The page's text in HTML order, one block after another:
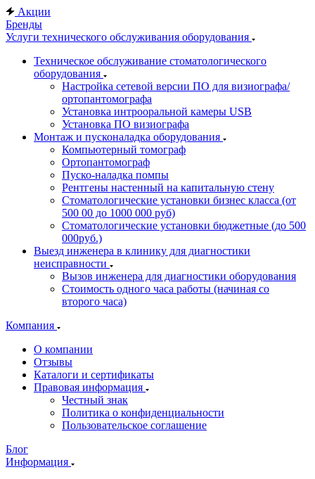
Акции
Бренды
Услуги технического обслуживания оборудования
Техническое обслуживание стоматологического
оборудования
Настройка сетевой версии ПО для визиографа/
ортопантомографа
Установка интрооральной камеры USB
Установка ПО визиографа
Монтаж и пусконаладка оборудования
Компьютерный томограф
Ортопантомограф
Пуско-наладка помпы
Рентгены настенный на капитальную стену
Стоматологические установки бизнес класса (от
500 00 до 1000 000 руб)
Стоматологические установки бюджетные (до 500
000руб.)
Выезд инженера в клинику для диагностики
неисправности
Вызов инженера для диагностики оборудования
Стоимость одного часа работы (начиная со
второго часа)
Компания
О компании
Отзывы
Каталоги и сертификаты
Правовая информация
Честный знак
Политика о конфиденциальности
Пользовательское соглашение
Блог
Информация